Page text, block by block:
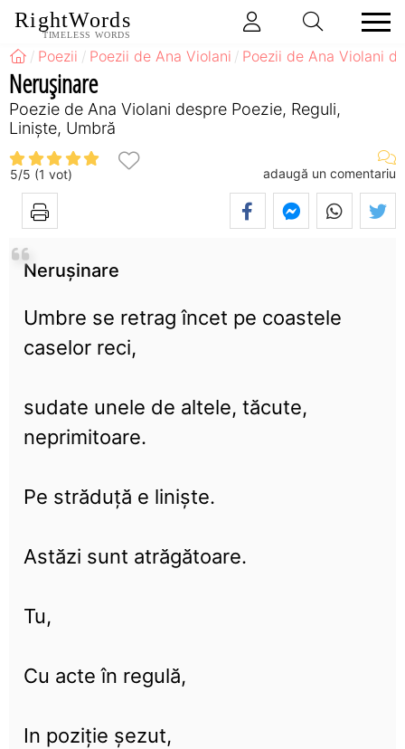
RightWords
TIMELESS WORDS
Poezii Poezii de Ana Violani Poezii de Ana Violani
Nerușinare
Poezie de Ana Violani despre Poezie, Reguli,
Liniște, Umbră
5/5 (1 vot) adaugă un comentariu
Nerușinare
Umbre se retrag încet pe coastele
caselor reci,
sudate unele de altele, tăcute,
neprimitoare.
Pe străduţă e linişte.
Astăzi sunt atrăgătoare.
Tu,
Cu acte în regulă,
In poziție șezut,